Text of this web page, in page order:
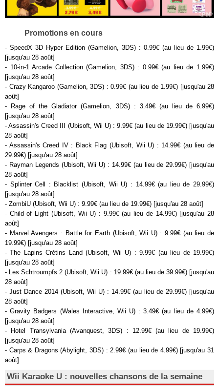
Promotions en cours
- SpeedX 3D Hyper Edition (Gamelion, 3DS) : 0.99€ (au lieu de 1.99€)
[jusqu'au 28 août]
- 10-in-1 Arcade Collection (Gamelion, 3DS) : 0.99€ (au lieu de 1.99€)
[jusqu'au 28 août]
- Crazy Kangaroo (Gamelion, 3DS) : 0.99€ (au lieu de 1.99€) [jusqu'au 28
août]
- Rage of the Gladiator (Gamelion, 3DS) : 3.49€ (au lieu de 6.99€)
[jusqu'au 28 août]
- Assassin's Creed III (Ubisoft, Wii U) : 9.99€ (au lieu de 19.99€) [jusqu'au
28 août]
- Assassin's Creed IV : Black Flag (Ubisoft, Wii U) : 14.99€ (au lieu de
29.99€) [jusqu'au 28 août]
- Rayman Legends (Ubisoft, Wii U) : 14.99€ (au lieu de 29.99€) [jusqu'au
28 août]
- Splinter Cell : Blacklist (Ubisoft, Wii U) : 14.99€ (au lieu de 29.99€)
[jusqu'au 28 août]
- ZombiU (Ubisoft, Wii U) : 9.99€ (au lieu de 19.99€) [jusqu'au 28 août]
- Child of Light (Ubisoft, Wii U) : 9.99€ (au lieu de 14.99€) [jusqu'au 28
août]
- Marvel Avengers : Battle for Earth (Ubisoft, Wii U) : 9.99€ (au lieu de
19.99€) [jusqu'au 28 août]
- The Lapins Crétins Land (Ubisoft, Wii U) : 9.99€ (au lieu de 19.99€)
[jusqu'au 28 août]
- Les Schtroumpfs 2 (Ubisoft, Wii U) : 19.99€ (au lieu de 39.99€) [jusqu'au
28 août]
- Just Dance 2014 (Ubisoft, Wii U) : 14.99€ (au lieu de 29.99€) [jusqu'au
28 août]
- Gravity Badgers (Wales Interactive, Wii U) : 3.49€ (au lieu de 4.99€)
[jusqu'au 28 août]
- Hotel Transylvania (Avanquest, 3DS) : 12.99€ (au lieu de 19.99€)
[jusqu'au 28 août]
- Carps & Dragons (Abylight, 3DS) : 2.99€ (au lieu de 4.99€) [jusqu'au 31
août]
Wii Karaoke U : nouvelles chansons de la semaine